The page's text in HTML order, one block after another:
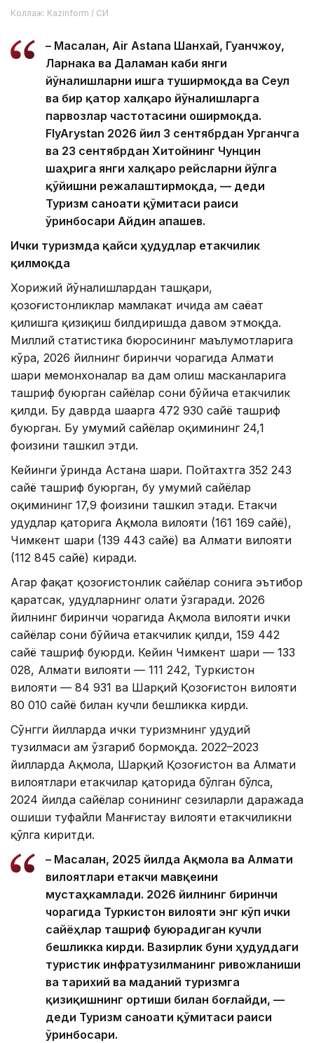
Коллаж: Kazinform / СИ
– Масалан, Air Astana Шанхай, Гуанчжоу,
Ларнака ва Даламан каби янги
йўналишларни ишга туширмоқда ва Сеул
ва бир қатор халқаро йўналишларга
парвозлар частотасини оширмоқда.
FlyArystan 2026 йил 3 сентябрдан Урганчга
ва 23 сентябрдан Хитойнинг Чунцин
шаҳрига янги халқаро рейсларни йўлга
қўйишни режалаштирмоқда, — деди
Туризм саноати қўмитаси раиси
ўринбосари Айдин Қапашев.
Ички туризмда қайси ҳудудлар етакчилик
қилмоқда
Хорижий йўналишлардан ташқари,
қозоғистонликлар мамлакат ичида ҳам саёҳат
қилишга қизиқиш билдиришда давом этмоқда.
Миллий статистика бюросининг маълумотларига
кўра, 2026 йилнинг биринчи чорагида Алмати
шаҳри меҳмонхоналар ва дам олиш масканларига
ташриф буюрган сайёҳлар сони бўйича етакчилик
қилди. Бу даврда шаҳарга 472 930 сайёҳ ташриф
буюрган. Бу умумий сайёҳлар оқимининг 24,1
фоизини ташкил этди.
Кейинги ўринда Астана шаҳри. Пойтахтга 352 243
сайёҳ ташриф буюрган, бу умумий сайёҳлар
оқимининг 17,9 фоизини ташкил этади. Етакчи
ҳудудлар қаторига Ақмола вилояти (161 169 сайёҳ),
Чимкент шаҳри (139 443 сайёҳ) ва Алмати вилояти
(112 845 сайёҳ) киради.
Агар фақат қозоғистонлик сайёҳлар сонига эътибор
қаратсак, ҳудудларнинг ҳолати ўзгаради. 2026
йилнинг биринчи чорагида Ақмола вилояти ички
сайёҳлар сони бўйича етакчилик қилди, 159 442
сайёҳ ташриф буюрди. Кейин Чимкент шаҳри — 133
028, Алмати вилояти — 111 242, Туркистон
вилояти — 84 931 ва Шарқий Қозоғистон вилояти
80 010 сайёҳ билан кучли бешликка кирди.
Сўнгги йилларда ички туризмнинг ҳудудий
тузилмаси ҳам ўзгариб бормоқда. 2022–2023
йилларда Ақмола, Шарқий Қозоғистон ва Алмати
вилоятлари етакчилар қаторида бўлган бўлса,
2024 йилда сайёҳлар сонининг сезиларли даражада
ошиши туфайли Манғистау вилояти етакчиликни
қўлга киритди.
– Масалан, 2025 йилда Ақмола ва Алмати
вилоятлари етакчи мавқеини
мустаҳкамлади. 2026 йилнинг биринчи
чорагида Туркистон вилояти энг кўп ички
сайёҳлар ташриф буюрадиган кучли
бешликка кирди. Вазирлик буни ҳудуддаги
туристик инфратузилманинг ривожланиши
ва тарихий ва маданий туризмга
қизиқишнинг ортиши билан боғлайди, —
деди Туризм саноати қўмитаси раиси
ўринбосари.